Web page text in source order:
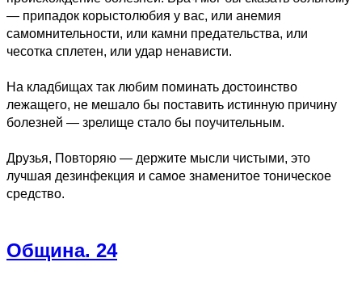
— припадок корыстолюбия у вас, или анемия
самомнительности, или камни предательства, или
чесотка сплетен, или удар ненависти.
На кладбищах так любим поминать достоинство
лежащего, не мешало бы поставить истинную причину
болезней — зрелище стало бы поучительным.
Друзья, Повторяю — держите мысли чистыми, это
лучшая дезинфекция и самое знаменитое тоническое
средство.
Община. 24